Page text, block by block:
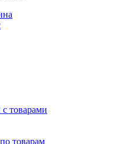
товарами
товарам